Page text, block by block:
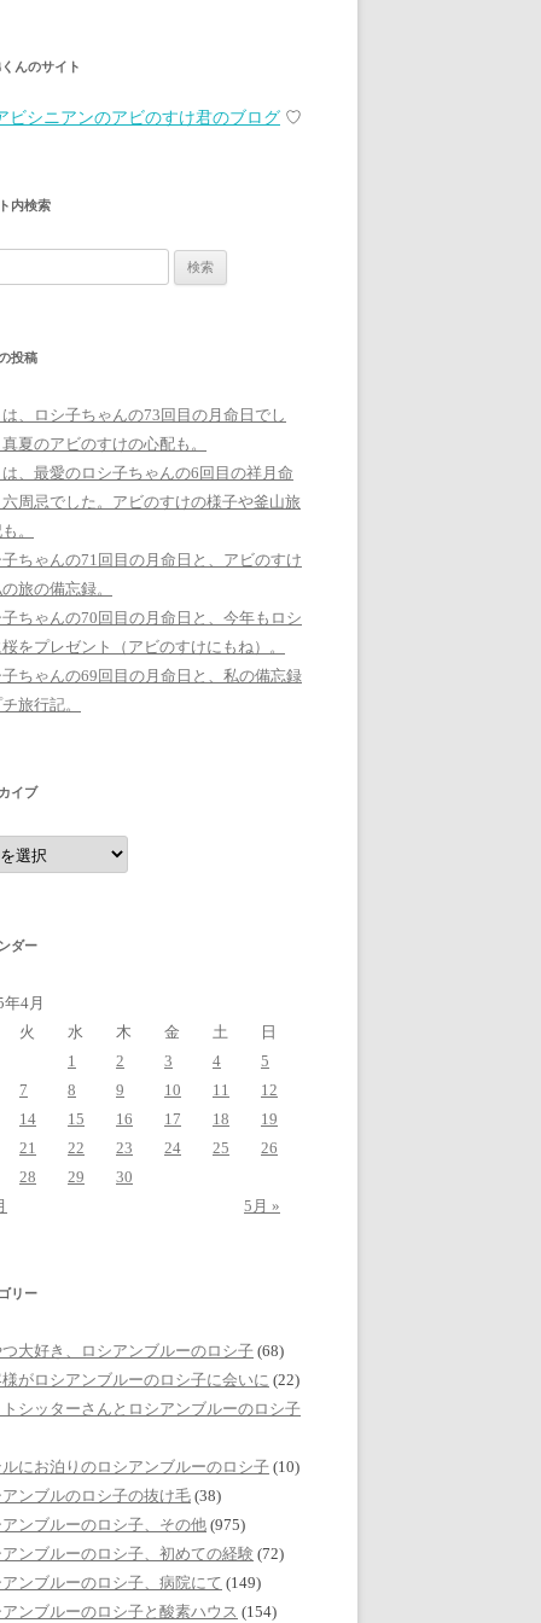
んのサイト
ビシニアンのアビのすけ君のブログ ♡
内検索
投稿
、ロシ子ちゃんの73回目の月命日でし
夏のアビのすけの心配も。
、最愛のロシ子ちゃんの6回目の祥月命
周忌でした。アビのすけの様子や釜山旅
。
ちゃんの71回目の月命日と、アビのすけ
旅の備忘録。
ちゃんの70回目の月命日と、今年もロシ
をプレゼント（アビのすけにもね）。
ちゃんの69回目の月命日と、私の備忘録
旅行記。
イブ
ダー
4月
火
水 木 金 土
日
1
2 3 4
5
7
8 9 10 11
12
14
15 16 17 18
19
21
22 23 24 25
26
28
29
30
5月 »
リー
大好き、ロシアンブルーのロシ子 (68)
がロシアンブルーのロシ子に会いに (22)
シッターさんとロシアンブルーのロシ子
にお泊りのロシアンブルーのロシ子 (10)
ンブルのロシ子の抜け毛 (38)
ンブルーのロシ子、その他 (975)
ンブルーのロシ子、初めての経験 (72)
ンブルーのロシ子、病院にて (149)
ンブルーのロシ子と酸素ハウス (154)